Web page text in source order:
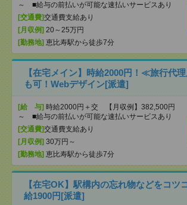
～ ■給与の前払いが可能な速払いサービスあり
[交通費]交通費支給あり
[月収例] 20～25万円
[勤務地] 恵比寿駅から徒歩7分
【在宅メイン】時給2000円！≪旅行代
も可！Webデザイン[派遣]
[給 与] 時給2000円＋交 【月収例】382,500円
～ ■給与の前払いが可能な速払いサービスあり
[交通費]交通費支給あり
[月収例] 30万円～
[勤務地] 恵比寿駅から徒歩7分
【在宅OK】駅構内の忘れ物などをコツ
給1900円[派遣]